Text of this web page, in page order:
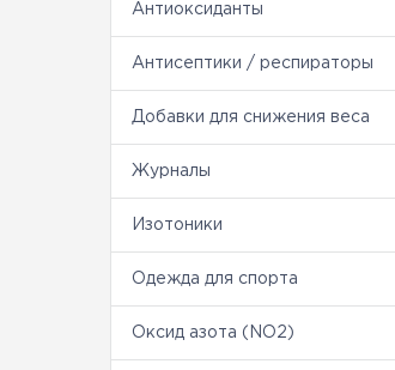
Антиоксиданты
Антисептики / респираторы
Добавки для снижения веса
Журналы
Изотоники
Одежда для спорта
Оксид азота (NO2)